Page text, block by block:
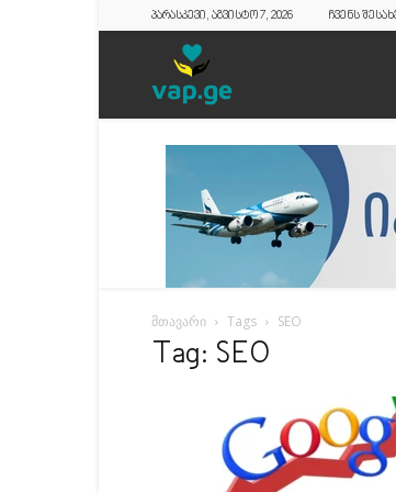
პარასკევი, აგვისტო 7, 2026 ჩვენს
მთავარი Tags SEO
Tag: SEO